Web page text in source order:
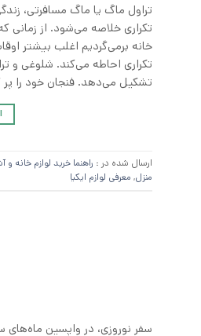
تراول ماگ یا ماگ مسافرتی،
تکراری خلاصه می‌شود. از زمانی
خانه برمی‌گردیم اغلب بیشتر
تکراری احاطه می‌کند. شلوغی و
تشکیل می‌دهد. فنجان خود را پر
ارسال شده در : راهنما خرید لوازم خانه و
منزل, معرفی لوازم ایکیا
سفر نوروزی، در واپسین ماه‌های